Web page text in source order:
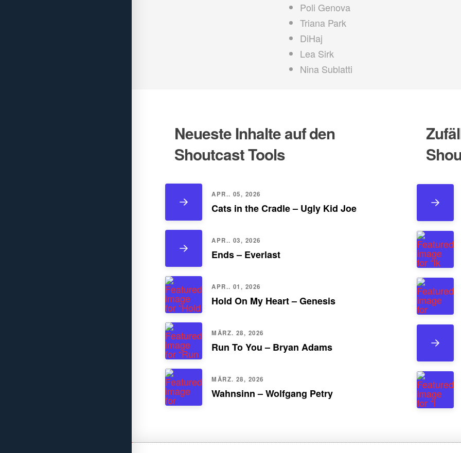
Poli Genova
Triana Park
DiHaj
Lea Sirk
Nina Sublatti
Neueste Inhalte auf den
Shoutcast Tools
APR.. 05, 2026
Cats in the Cradle – Ugly Kid Joe
APR.. 03, 2026
Ends – Everlast
APR.. 01, 2026
Hold On My Heart – Genesis
MÄRZ. 28, 2026
Run To You – Bryan Adams
MÄRZ. 28, 2026
Wahnsinn – Wolfgang Petry